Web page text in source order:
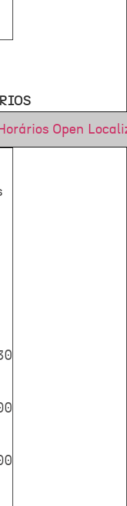
Open